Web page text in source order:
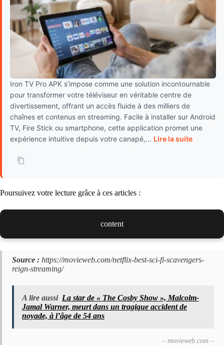
Iron TV Pro APK s’impose comme une solution incontournable
pour transformer votre téléviseur en véritable centre de
divertissement, offrant un accès fluide à des milliers de
chaînes et contenus en streaming. Facile à installer sur Android
TV, Fire Stick ou smartphone, cette application promet une
expérience intuitive depuis votre canapé,... Lire la suite
Poursuivez votre lecture grâce à ces articles :
content
Source : https://movieweb.com/netflix-best-sci-fi-scavengers-
reign-streaming/
A lire aussi La star de « The Cosby Show », Malcolm-
Jamal Warner, meurt dans un tragique accident de
noyade, à l’âge de 54 ans
– movieweb.com –